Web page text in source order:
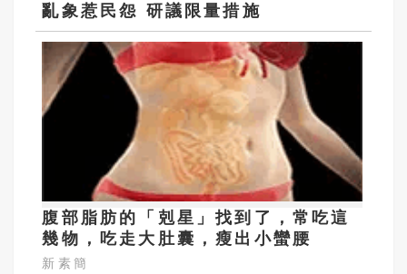
亂象惹民怨 研議限量措施
腹部脂肪的「剋星」找到了，常吃這
幾物，吃走大肚囊，瘦出小蠻腰
新素簡